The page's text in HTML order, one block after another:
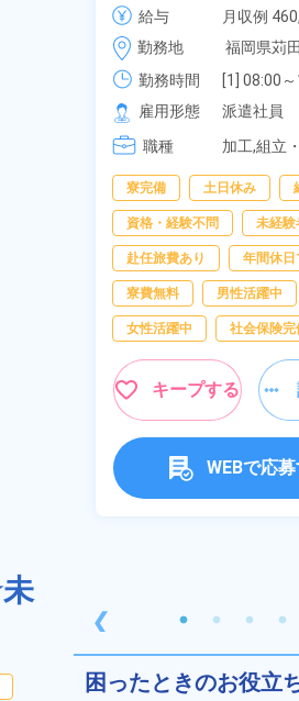
❮
円
辺
ム寮無料！マイカー通
駐車場あり！赴任旅費
社員食堂あり！日払い
休み！特別賞与90万円
岡県京都郡苅田町》
給与
月収例
480,000円
時給 1,900
勤務地
福岡県苅
勤務時間
[1] 08:00
[2] 20:00～
[3] 06:30～
[4] 14:30
雇用形態
派遣社員
職種
加工,組立
オペレー
給・充填・
流・配送
寮完備 土日休み
資格・経験不問 未経験
赴任旅費あり 年間休
寮費無料 男性活躍中
女性活躍中 社会保険完
キープする
WEBで応
困ったときのお役立